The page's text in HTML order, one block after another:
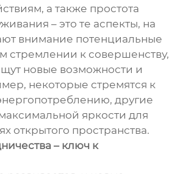
а также простота
– это те аспекты, на
внимание потенциальные
стремлении к совершенству,
новые возможности и
некоторые стремятся к
другие
яркости для
открытого пространства.
– ключ к